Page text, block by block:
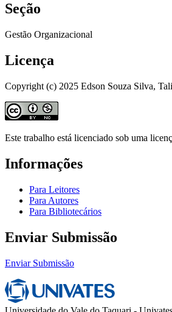
Seção
Gestão Organizacional
Licença
Copyright (c) 2025 Edson Souza Silva,
Este trabalho está licenciado sob uma
Informações
Para Leitores
Para Autores
Para Bibliotecários
Enviar Submissão
Enviar Submissão